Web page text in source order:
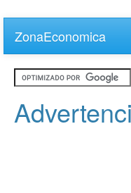
main
content
ZonaEconomica